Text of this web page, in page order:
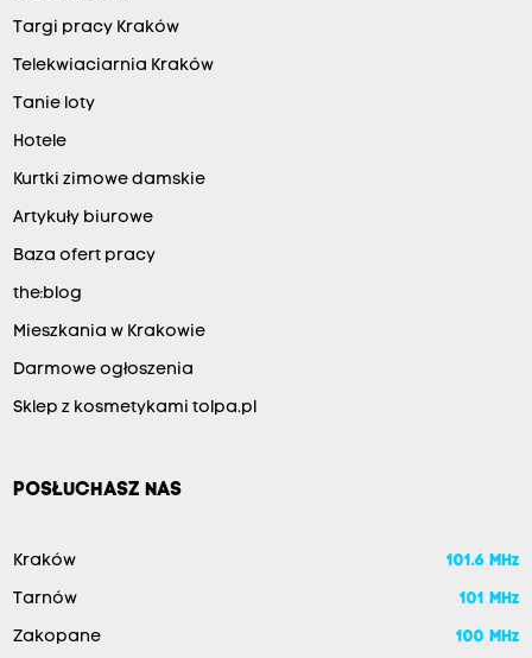
Targi pracy Kraków
Telekwiaciarnia Kraków
Tanie loty
Hotele
Kurtki zimowe damskie
Artykuły biurowe
Baza ofert pracy
the:blog
Mieszkania w Krakowie
Darmowe ogłoszenia
Sklep z kosmetykami tolpa.pl
POSŁUCHASZ NAS
Kraków 101.6 MHz
Tarnów 101 MHz
Zakopane 100 MHz